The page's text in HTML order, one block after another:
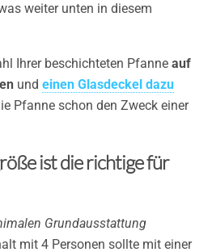
weiter unten in diesem
Ihrer beschichteten Pfanne auf
und einen Glasdeckel dazu
Pfanne schon den Zweck einer
ist die richtige für
Grundausstattung
mit 4 Personen sollte mit einer